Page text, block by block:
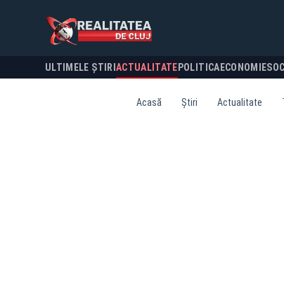
ULTIMELE ȘTIRI ACTUALITATE POLITICA ECONOMIE
Acasă Știri Actualitate